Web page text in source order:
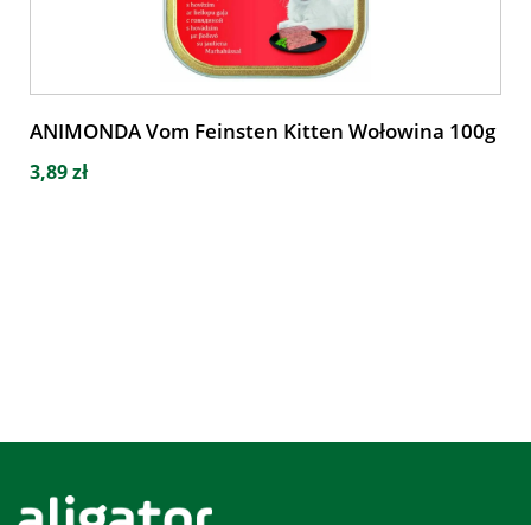
ANIMONDA Vom Feinsten Kitten Wołowina 100g
3,89 zł